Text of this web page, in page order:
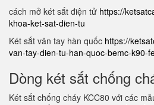
cách mở két sắt điện tử https://
khoa-ket-sat-dien-tu
Két sắt vân tay hàn quốc https://
van-tay-dien-tu-han-quoc-bemc-k90-
Dòng két sắt chống
Két sắt chống cháy KCC80 với các